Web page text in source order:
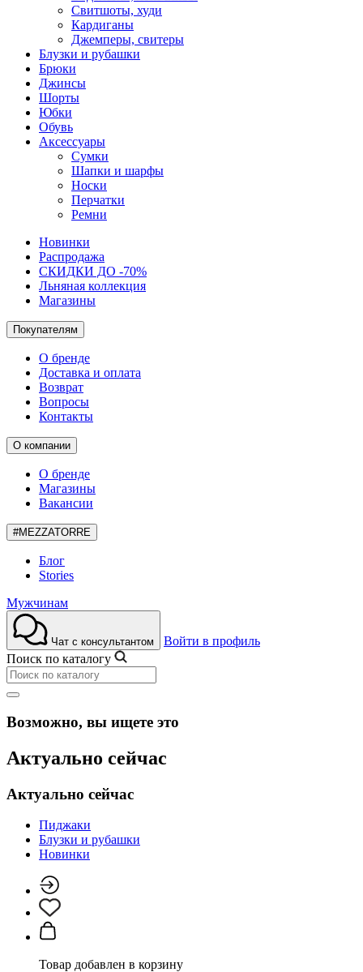
Свитшоты, худи
Кардиганы
Джемперы, свитеры
Блузки и рубашки
Брюки
Джинсы
Шорты
Юбки
Обувь
Аксессуары
Сумки
Шапки и шарфы
Носки
Перчатки
Ремни
Новинки
Распродажа
СКИДКИ ДО -70%
Льняная коллекция
Магазины
Покупателям
О бренде
Доставка и оплата
Возврат
Вопросы
Контакты
О компании
О бренде
Магазины
Вакансии
#MEZZATORRE
Блог
Stories
Мужчинам
Чат с консультантом
Войти в профиль
Поиск по каталогу
Возможно, вы ищете это
Актуально сейчас
Актуально сейчас
Пиджаки
Блузки и рубашки
Новинки
Товар добавлен в корзину